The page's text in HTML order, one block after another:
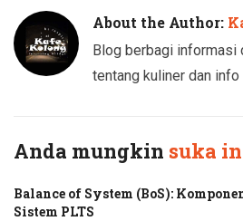
About the Author:
Blog berbagi informasi
tentang kuliner dan
Anda mungkin suka
Balance of System (BoS):
Sistem PLTS